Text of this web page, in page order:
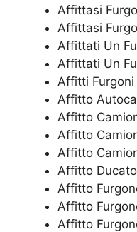
Affittasi
Affittasi
Affittati Un
Affittati Un
Affitti Furgoni
Affitto
Affitto
Affitto
Affitto
Affitto Ducato
Affitto
Affitto
Affitto